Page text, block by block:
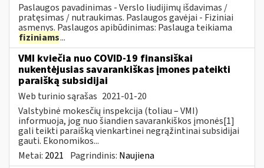
Paslaugos pavadinimas - Verslo liudijimų išdavimas /
pratęsimas / nutraukimas. Paslaugos gavėjai - Fiziniai
asmenys. Paslaugos apibūdinimas: Paslauga teikiama
fiziniams...
VMI kviečia nuo COVID-19 finansiškai
nukentėjusias savarankiškas įmones pateikti
paraišką subsidijai
Web turinio sąrašas 2021-01-20
Valstybinė mokesčių inspekcija (toliau – VMI)
informuoja, jog nuo šiandien savarankiškos įmonės[1]
gali teikti paraišką vienkartinei negrąžintinai subsidijai
gauti. Ekonomikos...
Metai: 2021 Pagrindinis: Naujiena